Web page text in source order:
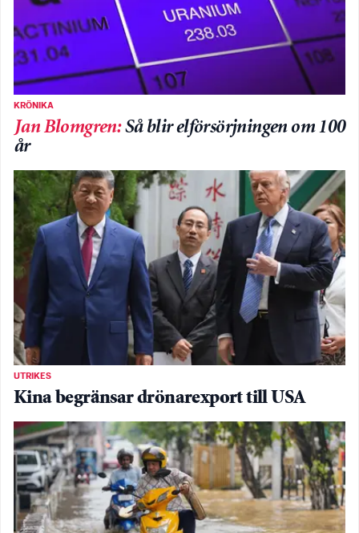
KRÖNIKA
Jan Blomgren:Så blir elförsörjningen om 100
år
UTRIKES
Kina begränsar drönarexport till USA